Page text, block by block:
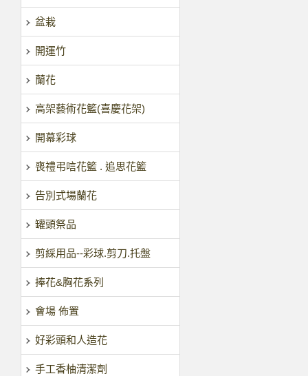
盆栽
開運竹
蘭花
高架藝術花籃(喜慶花架)
開幕彩球
喪禮弔唁花籃 . 追思花籃
告別式場蘭花
罐頭祭品
剪綵用品--彩球.剪刀.托盤
捧花&胸花系列
會場 佈置
好彩頭和人造花
手工香柚清潔劑